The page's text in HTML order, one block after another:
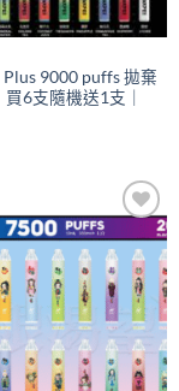
Plus 9000 puffs 拋棄
6支隨機送1支｜
Add to
wishlist